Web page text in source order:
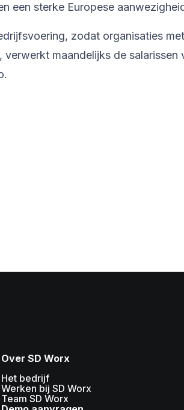
een sterke Europese
zodat organisaties met
maandelijks de salarissen
Over SD Worx
Het bedrijf
Werken bij SD Worx
Team SD Worx